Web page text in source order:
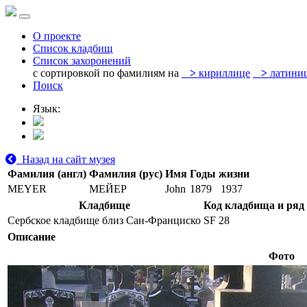
О проекте
Список кладбищ
Список захоронений
с сортировкой по фамилиям на
> кириллице >
Поиск
Язык:
Назад на сайт музея
Фамилия (англ) Фамилия (рус) Имя Годы жизни
MEYER
МЕЙЕР John 1879
1937
Кладбище
Код кладбища и ряд
Сербское кладбище близ Сан-Франциско SF 28
Описание
Фото